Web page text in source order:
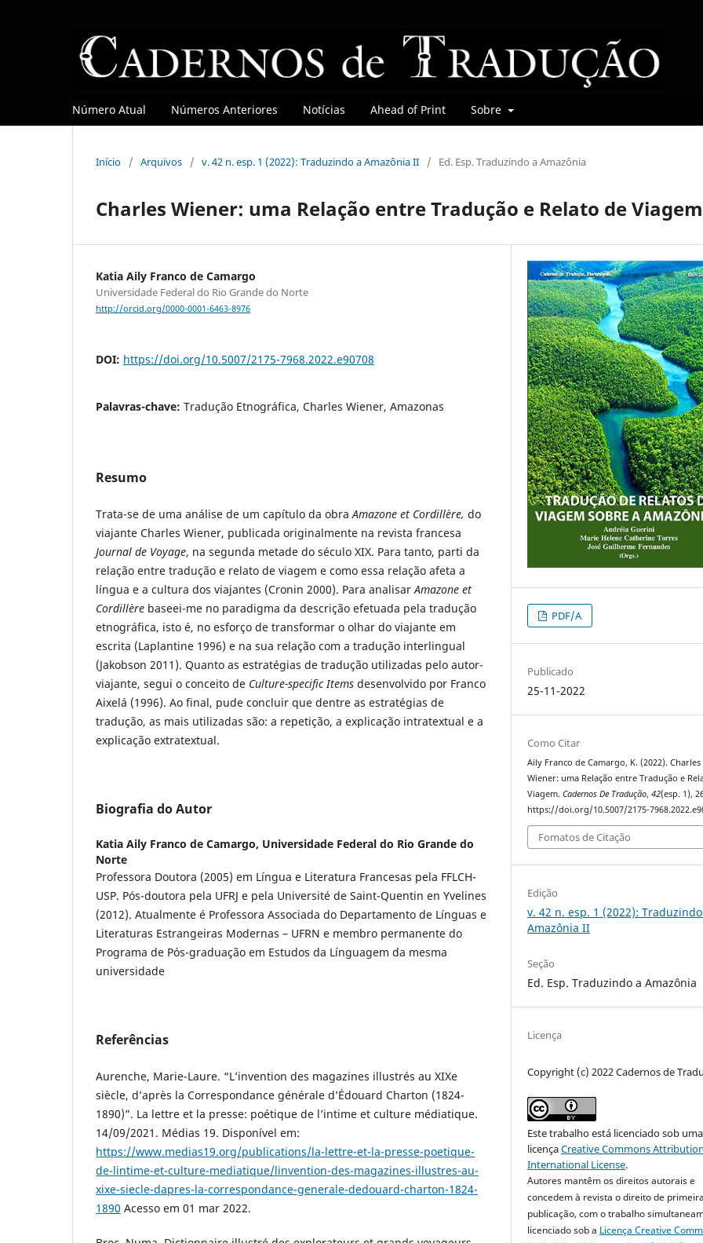
Número Atual Números Anteriores Notícias Ahead of Print Sobre
Início / Arquivos / v. 42 n. esp. 1 (2022): Traduzindo a Amazônia II / Ed. Esp. Traduzindo a Amazônia
Charles Wiener: uma Relação entre Tradução e Relato de Viagem
Katia Aily Franco de Camargo
Universidade Federal do Rio Grande do Norte
http://orcid.org/0000-0001-6463-8976
DOI: https://doi.org/10.5007/2175-7968.2022.e90708
Palavras-chave: Tradução Etnográfica, Charles Wiener, Amazonas
Resumo
Trata-se de uma análise de um capítulo da obraAmazone et Cordillère, do
viajante Charles Wiener, publicada originalmente na revista francesa
Journal de Voyage, na segunda metade do século XIX. Para tanto, parti da
relação entre tradução e relato de viagem e como essa relação afeta a
língua e a cultura dos viajantes (Cronin 2000). Para analisarAmazone et
Cordillère baseei-me no paradigma da descrição efetuada pela tradução
etnográfica, isto é, no esforço de transformar o olhar do viajante em
escrita (Laplantine 1996) e na sua relação com a tradução interlingual
(Jakobson 2011). Quanto as estratégias de tradução utilizadas pelo autor-
viajante, segui o conceito de Culture-specific Items desenvolvido por Franco
Aixelá (1996). Ao final, pude concluir que dentre as estratégias de
tradução, as mais utilizadas são: a repetição, a explicação intratextual e a
explicação extratextual.
Biografia do Autor
Katia Aily Franco de Camargo, Universidade Federal do Rio Grande do
Norte
Professora Doutora (2005) em Língua e Literatura Francesas pela FFLCH-
USP. Pós-doutora pela UFRJ e pela Université de Saint-Quentin en Yvelines
(2012). Atualmente é Professora Associada do Departamento de Línguas e
Literaturas Estrangeiras Modernas – UFRN e membro permanente do
Programa de Pós-graduação em Estudos da Línguagem da mesma
universidade
Referências
Aurenche, Marie-Laure. “L’invention des magazines illustrés au XIXe
siècle, d’après la Correspondance générale d’Édouard Charton (1824-
1890)”. La lettre et la presse: poétique de l’intime et culture médiatique.
14/09/2021. Médias 19. Disponível em:
https://www.medias19.org/publications/la-lettre-et-la-presse-poetique-
de-lintime-et-culture-mediatique/linvention-des-magazines-illustres-au-
xixe-siecle-dapres-la-correspondance-generale-dedouard-charton-1824-
1890 Acesso em 01 mar 2022.
PDF/A
Publicado
25-11-2022
Como Citar
Aily Franco de Camargo, K. (2022). Charles
Wiener: uma Relação entre Tradução e
Viagem.Cadernos De Tradução,42(esp. 1),
https://doi.org/10.5007/2175-
Fomatos de Citação
Edição
v. 42 n. esp. 1 (2022):
Amazônia II
Seção
Ed. Esp. Traduzindo a Amazônia
Licença
Copyright (c) 2022 Cadernos de
Este trabalho está licenciado sob uma
licençaCreative Commons
International License.
Autores mantêm os direitos autorais e
concedem à revista o direito de
publicação, com o trabalho
licenciado sob a Licença Creative